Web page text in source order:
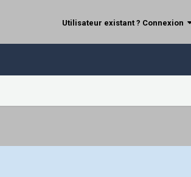
Utilisateur existant ? Connexion